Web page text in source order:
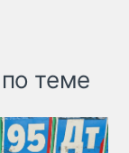
теме